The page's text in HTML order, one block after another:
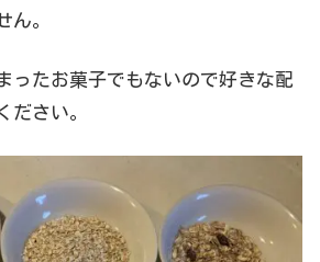
ん。
ったお菓子でもないので好きな配
ださい。